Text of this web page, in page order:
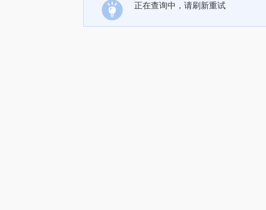
正在查询中，请刷新重试